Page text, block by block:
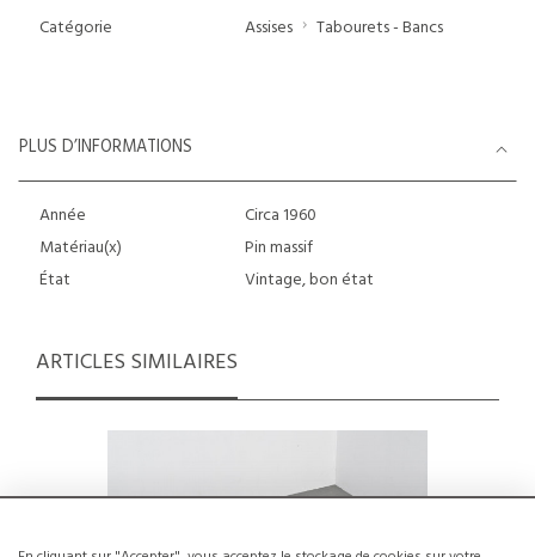
Catégorie
Assises Tabourets - Bancs
PLUS D’INFORMATIONS
Année
Circa 1960
Matériau(x)
Pin massif
État
Vintage, bon état
ARTICLES SIMILAIRES